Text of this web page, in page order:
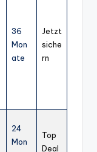
36
Mon
ate
Jetzt
siche
rn
24
Mon
Top
Deal